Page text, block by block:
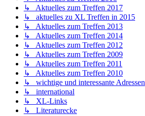
↳ Aktuelles zum Treffen 2017
↳ aktuelles zu XL Treffen in 2015
↳ Aktuelles zum Treffen 2013
↳ Aktuelles zum Treffen 2014
↳ Aktuelles zum Treffen 2012
↳ Aktuelles zum Treffen 2009
↳ Aktuelles zum Treffen 2011
↳ Aktuelles zum Treffen 2010
↳ wichtige und interessante Adressen
↳ international
↳ XL-Links
↳ Literaturecke